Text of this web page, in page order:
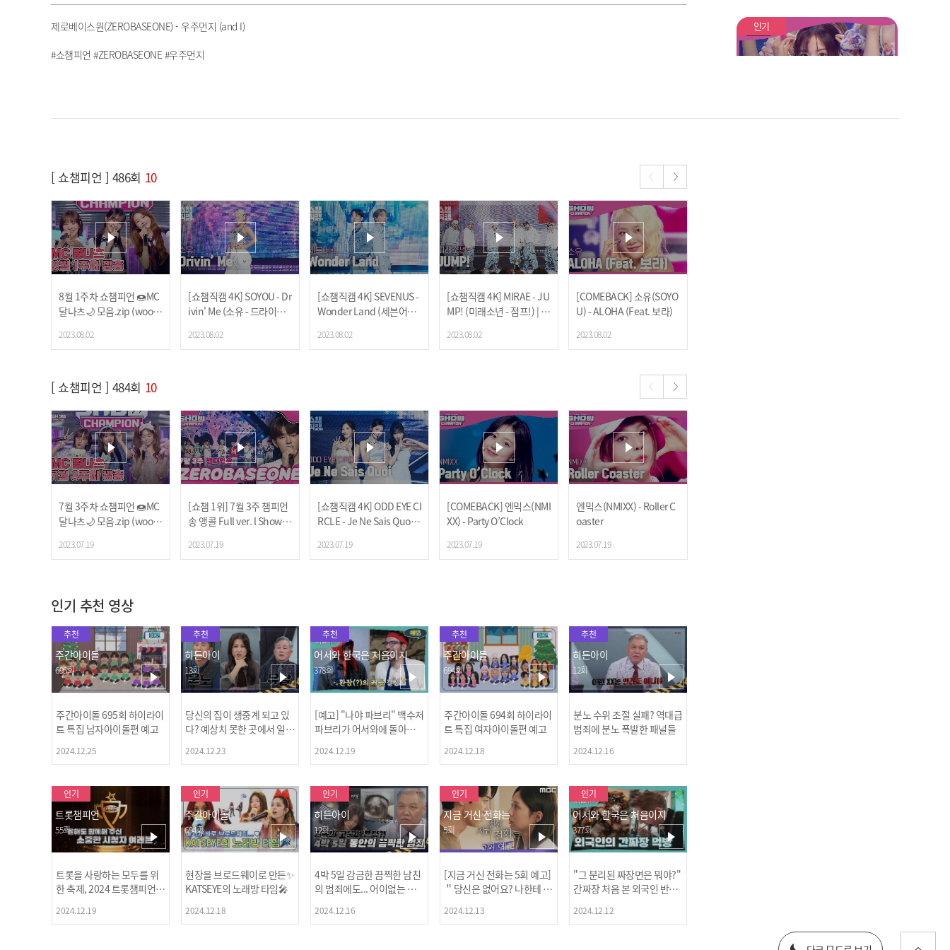
제로베이스원(ZEROBASEONE) - 우주먼지 (and I)
#쇼챔피언 #ZEROBASEONE #우주먼지
운트다운 (벨 솔로)) | Show
Champion | EP.485
인기
엔믹스(NMIXX) - Party O’C
[ 쇼챔피언 ] 486회 10
8월 1주차 쇼챔피언 🍩MC
달나츠🌙 모음.zip (woo!a
키) | Show Champion | E
2023.08.02
[쇼챔직캠 4K] SOYOU - Dr
ivin' Me (소유 - 드라이빙
P.486
2023.08.02
[쇼챔직캠 4K] SEVENUS -
Wonder Land (세븐어스 -
ion | EP.486
2023.08.02
[쇼챔직캠 4K] MIRAE - JU
MP! (미래소년 - 점프!) | S
2023.08.02
[COMEBACK] 소유(SOYO
U) - ALOHA (Feat. 보라)
2023.08.02
[ 쇼챔피언 ] 484회 10
7월 3주차 쇼챔피언 🍩MC
달나츠🌙 모음.zip (woo!a
키) | Show Champion | E
2023.07.19
[쇼챔 1위] 7월 3주 챔피언
송 앵콜 Full ver. l Show C
2023.07.19
[쇼챔직캠 4K] ODD EYE CI
RCLE - Je Ne Sais Quoi
콰) | Show Champion | E
2023.07.19
[COMEBACK] 엔믹스(NMI
XX) - Party O’Clock
2023.07.19
엔믹스(NMIXX) - Roller C
oaster
2023.07.19
인기 추천 영상
주간아이돌
695회
추천
주간아이돌 695회 하이라이
트 특집 남자아이돌편 예고
2024.12.25
히든아이
13회
추천
당신의 집이 생중계 되고 있
다? 예상치 못한 곳에서 일어
2024.12.23
어서와 한국은 처음이지
378회
추천
[예고] "나야 파브리" 백수저
파브리가 어서와에 돌아왔
케미 식재료투어!
2024.12.19
주간아이돌
694회
추천
주간아이돌 694회 하이라이
트 특집 여자아이돌편 예고
2024.12.18
히든아이
12회
추천
분노 수위 조절 실패? 역대급
범죄에 분노 폭발한 패널들
2024.12.16
트롯챔피언
55회
인기
트롯을 사랑하는 모두를 위
한 축제, 2024 트롯챔피언
l 12월 19일 (목) 저녁 8시 M
2024.12.19
주간아이돌
694회
인기
현장을 브로드웨이로 만든✨
KATSEYE의 노래방 타임🎤
2024.12.18
히든아이
12회
인기
4박 5일 감금한 끔찍한 남친
의 범죄에도... 어이없는 처
연자들🔥🔥🔥
2024.12.16
지금 거신 전화는
5회
인기
[지금 거신 전화는 5회 예고]
＂당신은 없어요? 나한테 감
2024.12.13
어서와 한국은 처음이지
377회
인기
"그 분리된 짜장면은 뭐야?"
간짜장 처음 본 외국인 반응
2024.12.12
[MBC플러스] 외부감사인 선임 공고